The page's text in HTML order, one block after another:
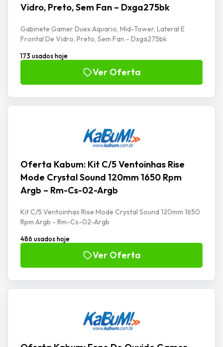
Vidro, Preto, Sem Fan – Dxga275bk
Gabinete Gamer Duex Aquario, Mid-Tower, Lateral E
Frontal De Vidro, Preto, Sem Fan - Dxga275bk
173 usados hoje
Ver Oferta
Oferta Kabum: Kit C/5 Ventoinhas Rise
Mode Crystal Sound 120mm 1650 Rpm
Argb – Rm-Cs-02-Argb
Kit C/5 Ventoinhas Rise Mode Crystal Sound 120mm 1650
Rpm Argb - Rm-Cs-02-Argb
486 usados hoje
Ver Oferta